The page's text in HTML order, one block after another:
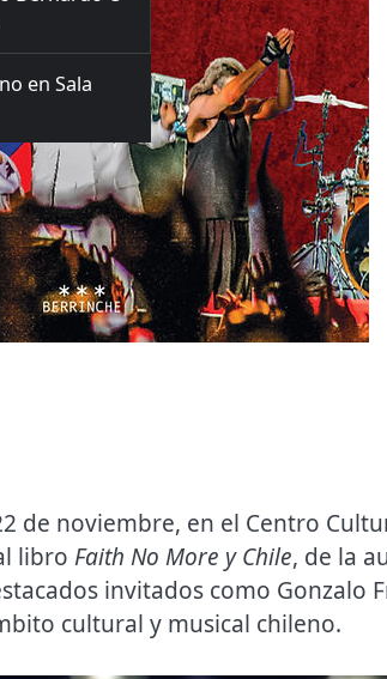
en Sala
de noviembre, en el Centro
libro Faith No More y Chile, de la
invitados como Gonzalo
cultural y musical chileno.